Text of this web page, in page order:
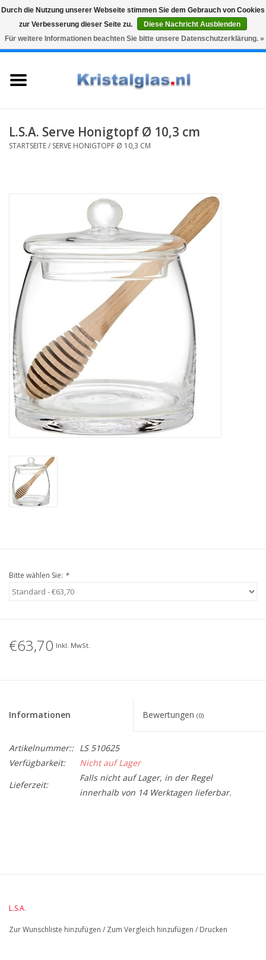
Snelle levering
Graveren
0 Artikel - €0,00
Karaffen
Geschenke
Kaffee & Tee
Bar & Wein
L.S.A. Serve Honigtopf Ø 10,3 cm
STARTSEITE/ SERVE HONIGTOPF Ø 10,3 CM
Bitte wählen Sie: *
€63,70 Inkl. MwSt.
Informationen Bewertungen (0)
Artikelnummer:: LS 510625
Verfügbarkeit:
Nicht auf Lager
Lieferzeit:
Falls nicht auf Lager, in der Regel
innerhalb von 14 Werktagen lieferbar.
LängeMM: 103
L.S.A.
Zur Wunschliste hinzufügen / Zum Vergleich hinzufügen / Drucken
Durch die Nutzung unserer Webseite stimmen Sie dem Gebrauch von Cookies
zur Verbesserung dieser Seite zu.
Diese Nachricht Ausblenden
Für weitere Informationen beachten Sie bitte unsere Datenschutzerklärung. »